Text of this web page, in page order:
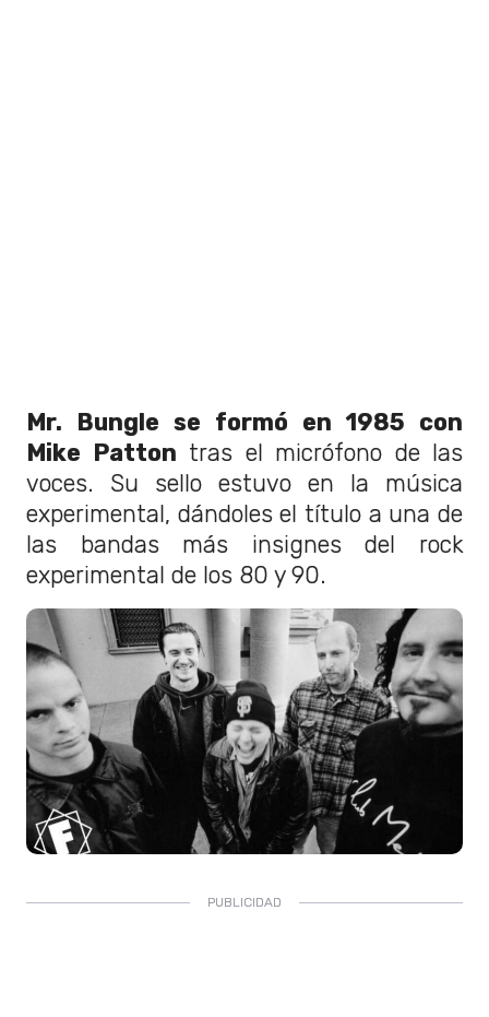
Mr. Bungle se formó en 1985 con
Mike Patton tras el micrófono de las
voces. Su sello estuvo en la música
experimental, dándoles el título a una de
las bandas más insignes del rock
experimental de los 80 y 90.